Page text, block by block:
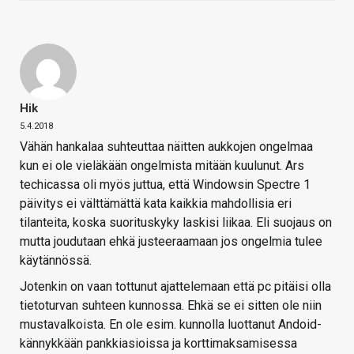
Hik
5.4.2018
Vähän hankalaa suhteuttaa näitten aukkojen ongelmaa
kun ei ole vieläkään ongelmista mitään kuulunut. Ars
techicassa oli myös juttua, että Windowsin Spectre 1
päivitys ei välttämättä kata kaikkia mahdollisia eri
tilanteita, koska suorituskyky laskisi liikaa. Eli suojaus on
mutta joudutaan ehkä justeeraamaan jos ongelmia tulee
käytännössä.
Jotenkin on vaan tottunut ajattelemaan että pc pitäisi olla
tietoturvan suhteen kunnossa. Ehkä se ei sitten ole niin
mustavalkoista. En ole esim. kunnolla luottanut Andoid-
kännykkään pankkiasioissa ja korttimaksamisessa